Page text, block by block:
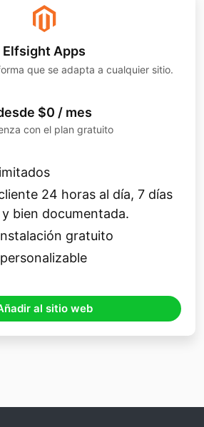
Elfsight Apps
que se adapta a cualquier sitio.
$0 / mes
con el plan gratuito
24 horas al día, 7 días
y bien documentada.
gratuito
al sitio web